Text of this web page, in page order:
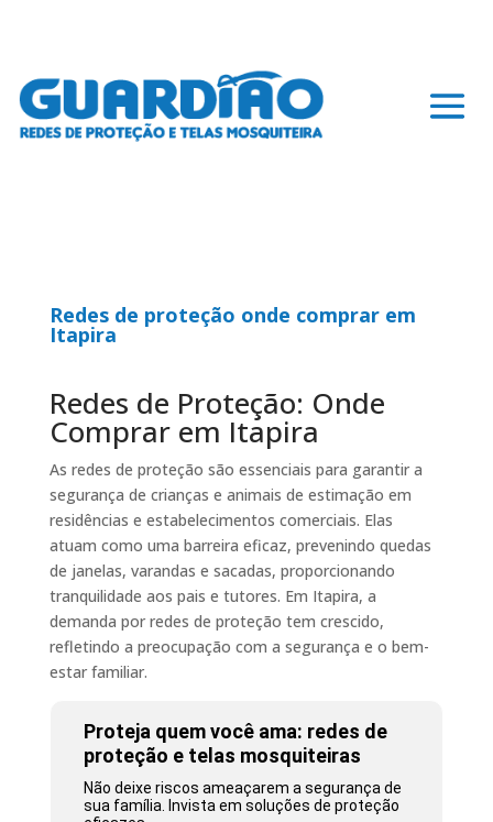
Redes de proteção onde comprar em
Itapira
Redes de Proteção: Onde
Comprar em Itapira
As redes de proteção são essenciais para garantir a
segurança de crianças e animais de estimação em
residências e estabelecimentos comerciais. Elas
atuam como uma barreira eficaz, prevenindo quedas
de janelas, varandas e sacadas, proporcionando
tranquilidade aos pais e tutores. Em Itapira, a
demanda por redes de proteção tem crescido,
refletindo a preocupação com a segurança e o bem-
estar familiar.
Proteja quem você ama: redes de
proteção e telas mosquiteiras
Não deixe riscos ameaçarem a segurança de
sua família. Invista em soluções de proteção